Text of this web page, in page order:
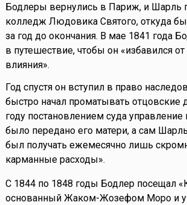
Бодлеры вернулись в Париж, и Шарль
колледж Людовика Святого, откуда
за год до окончания. В мае 1841 года
в путешествие, чтобы он «избавился
влияния».
Год спустя он вступил в право
быстро начал проматывать отцовские
году постановлением суда
было передано его матери, а сам
был получать ежемесячно лишь
карманные расходы».
С 1844 по 1848 годы Бодлер посещал
основанный Жаком-Жозефом Моро и